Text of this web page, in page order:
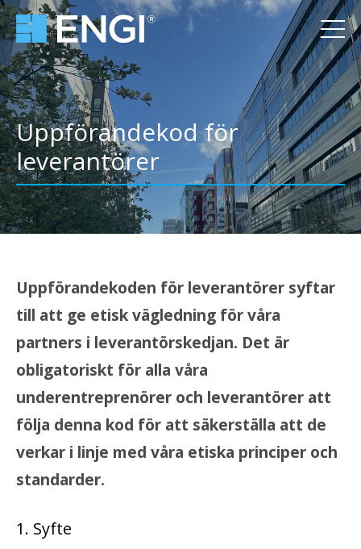
Uppförandekod för
leverantörer
Uppförandekoden för leverantörer syftar
till att ge etisk vägledning för våra
partners i leverantörskedjan. Det är
obligatoriskt för alla våra
underentreprenörer och leverantörer att
följa denna kod för att säkerställa att de
verkar i linje med våra etiska principer och
standarder.
1. Syfte